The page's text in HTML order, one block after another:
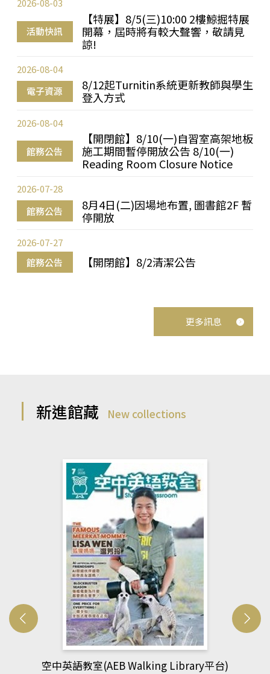
活動快訊
【特展】8/5(三)10:00 2樓鯨掘特展
開幕，屆時將有較大聲響，敬請見
諒!
2026-08-03
電子資源
8/12起Turnitin系統更新教師與學生
登入方式
2026-08-04
館務公告
【開閉館】8/10(一)自習室高架地板
施工期間暫停開放公告 8/10(一)
Reading Room Closure Notice
2026-08-04
館務公告
8月4日(二)因場地布置, 圖書館2F 暫
停開放
2026-07-28
館務公告 【開閉館】8/2清潔公告
2026-07-27
更多訊息
新進館藏 New collections
網管人(kono平台)